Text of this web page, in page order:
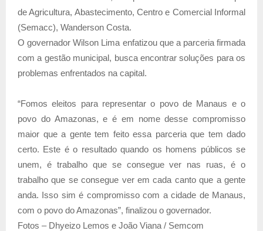
de Agricultura, Abastecimento, Centro e Comercial Informal
(Semacc), Wanderson Costa.
O governador Wilson Lima enfatizou que a parceria firmada
com a gestão municipal, busca encontrar soluções para os
problemas enfrentados na capital.
“Fomos eleitos para representar o povo de Manaus e o
povo do Amazonas, e é em nome desse compromisso
maior que a gente tem feito essa parceria que tem dado
certo. Este é o resultado quando os homens públicos se
unem, é trabalho que se consegue ver nas ruas, é o
trabalho que se consegue ver em cada canto que a gente
anda. Isso sim é compromisso com a cidade de Manaus,
com o povo do Amazonas”, finalizou o governador.
Fotos – Dhyeizo Lemos e João Viana / Semcom